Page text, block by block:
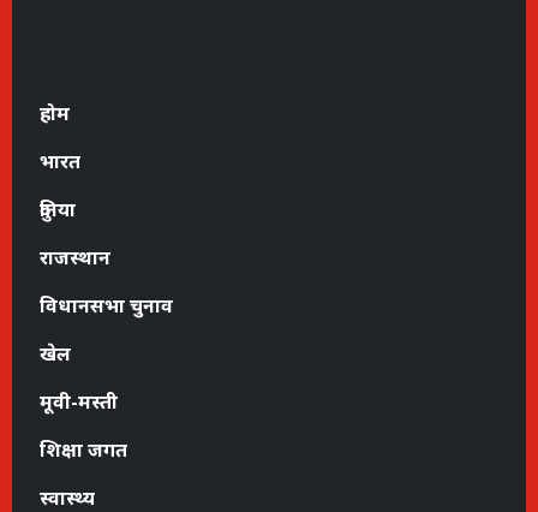
होम
भारत
दुनिया
राजस्थान
विधानसभा चुनाव
खेल
मूवी-मस्ती
शिक्षा जगत
स्वास्थ्य